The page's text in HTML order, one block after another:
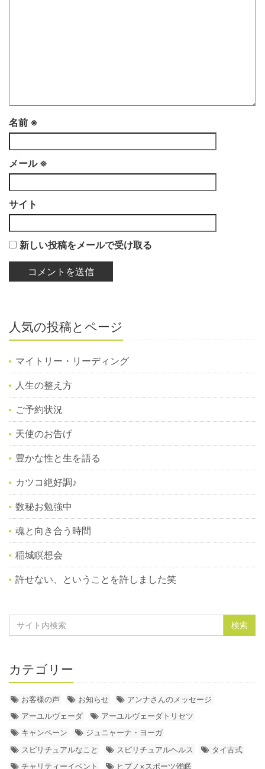
名前 ※
メール ※
サイト
新しい投稿をメールで受け取る
人気の投稿とページ
マイトリー・リーディング
人生の整え方
ご予約状況
天使のお告げ
豊かな性と生を語る
カツコ絶好調♪
数秘お勉強中
魂と向き合う時間
稲城瞑想会
許せない、ということを許しました笑
カテゴリー
お客様の声 お知らせ
アンナさんのメッセージ
アーユルヴェーダ
アーユルヴェーダトリセツ
キャンペーン
ジュニャーナ・ヨーガ
スピリチュアルなこと
スピリチュアルヘルス
タイ古式
チャリティーイベント
ヒプノ×スポーツ催眠